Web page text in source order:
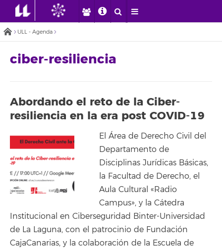
ULL - Agenda
ciber-resiliencia
Abordando el reto de la Ciber-
resiliencia en la era post COVID-19
El Área de Derecho Civil del
Departamento de
Disciplinas Jurídicas Básicas,
la Facultad de Derecho, el
Aula Cultural «Radio
Campus», y la Cátedra
Institucional en Ciberseguridad Binter-Universidad
de La Laguna, con el patrocinio de Fundación
CajaCanarias, y la colaboración de la Escuela de